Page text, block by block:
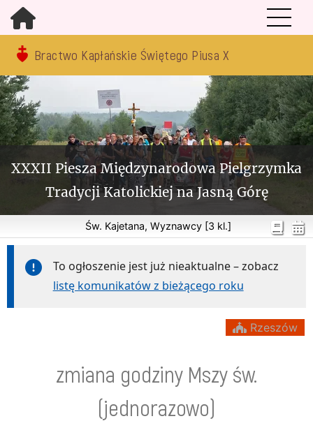
Bractwo Kapłańskie Świętego Piusa X
XXXII Piesza Międzynarodowa Pielgrzymka
Tradycji Katolickiej na Jasną Górę
Św. Kajetana, Wyznawcy [3 kl.]
To ogłoszenie jest już nieaktualne – zobacz
listę komunikatów z bieżącego roku
Rzeszów
zmiana godziny Mszy św.
(jednorazowo)